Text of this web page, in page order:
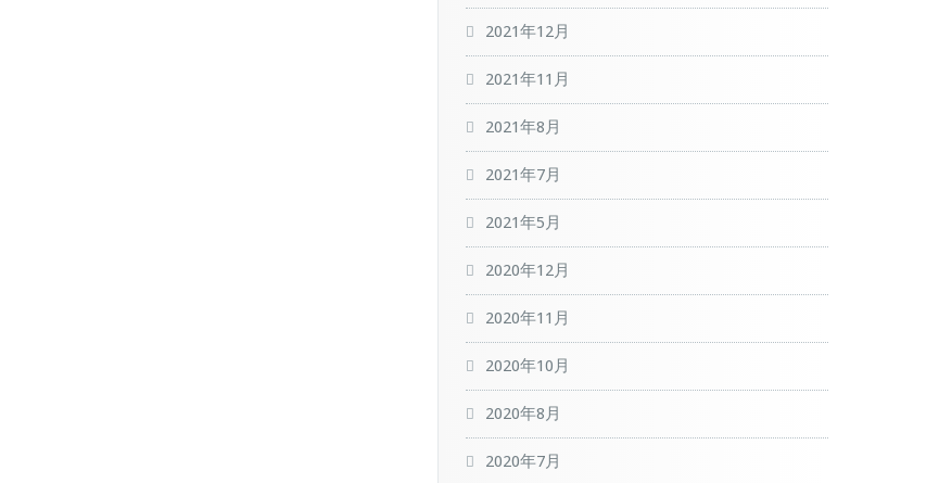
2021年12月
2021年11月
2021年8月
2021年7月
2021年5月
2020年12月
2020年11月
2020年10月
2020年8月
2020年7月